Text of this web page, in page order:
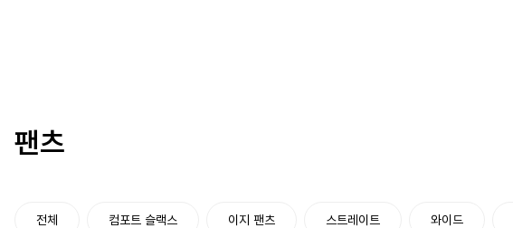
팬츠
전체 컴포트 슬랙스 이지 팬츠 스트레이트 와이드